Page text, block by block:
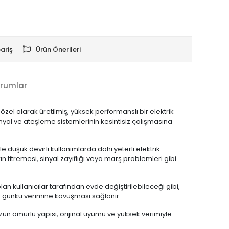
Ürün Önerileri
olarak üretilmiş, yüksek performanslı bir elektrik
ve ateşleme sistemlerinin kesintisiz çalışmasına
düşük devirli kullanımlarda dahi yeterli elektrik
titremesi, sinyal zayıflığı veya marş problemleri gibi
kullanıcılar tarafından evde değiştirilebileceği gibi,
verimine kavuşması sağlanır.
ömürlü yapısı, orijinal uyumu ve yüksek verimiyle